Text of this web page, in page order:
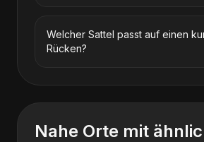
Welcher Sattel passt auf einen
Rücken?
Nahe Orte mit